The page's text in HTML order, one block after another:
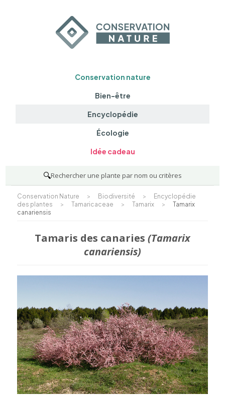
Conservation nature
Bien-être
Encyclopédie
Écologie
Idée cadeau
🔍Rechercher une plante par nom ou critères
Conservation Nature > Biodiversité >
Encyclopédie
des plantes
> Tamaricaceae > Tamarix >
Tamarix
canariensis
Tamaris des canaries (Tamarix
canariensis)